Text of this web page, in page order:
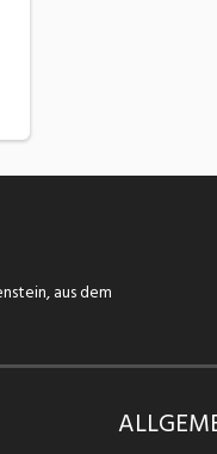
aus dem